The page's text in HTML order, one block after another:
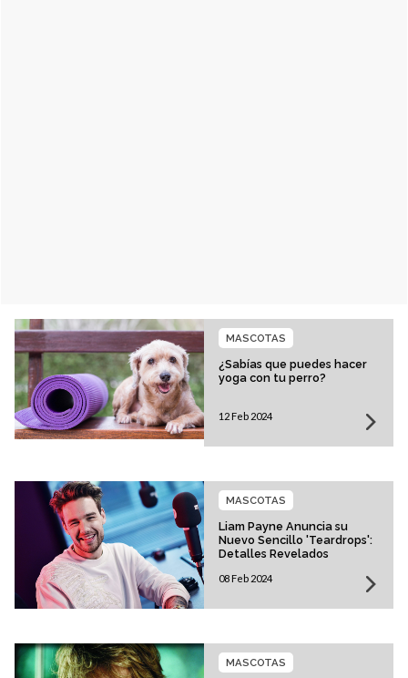
¿Sabías que puedes hacer
yoga con tu perro?
MASCOTAS
12 Feb 2024
Liam Payne Anuncia su
Nuevo Sencillo 'Teardrops':
Detalles Revelados
MASCOTAS
08 Feb 2024
MASCOTAS